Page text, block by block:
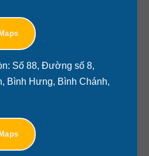
Số 88, Đường số 8,
Bình Hưng, Bình Chánh,